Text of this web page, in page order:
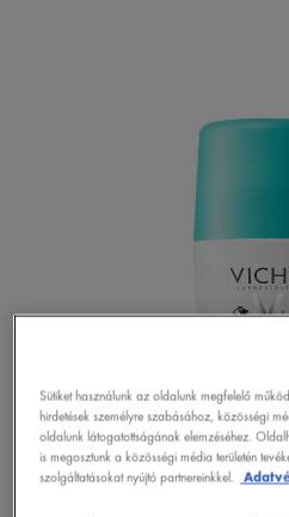
Sütiket használunk az oldalunk megfelelő
hirdetések személyre szabásához, közösségi
oldalunk látogatottságának elemzéséhez.
is megosztunk a közösségi média területén
szolgáltatásokat nyújtó partnereinkkel.